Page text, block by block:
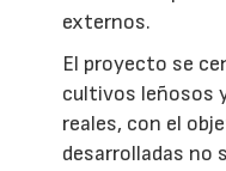
externos.
El proyecto se
cultivos leñosos
reales, con el
desarrolladas no